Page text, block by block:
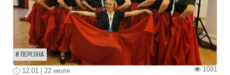
ПЕРСОНА
1091
12:01 | 22 июля